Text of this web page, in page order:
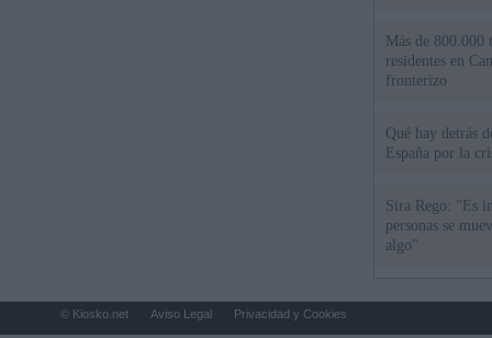
Más de 800.000
residentes en
fronterizo
Qué hay detrás
España por la
Sira Rego: "Es
personas se
algo"
© Kiosko.net Aviso Legal Privacidad y Cookies